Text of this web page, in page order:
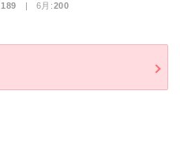
189 | 6月:200